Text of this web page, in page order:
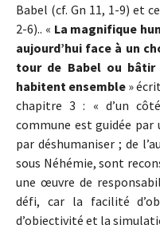
Babel (cf. Gn 11, 1-9) et
2-6).. « La magnifique
aujourd’hui face à un
tour de Babel ou
habitent ensemble »
chapitre 3 : « d’un
commune est guidée
par déshumaniser ; de
sous Néhémie, sont
une œuvre de
défi, car la facilité
d’objectivité et la